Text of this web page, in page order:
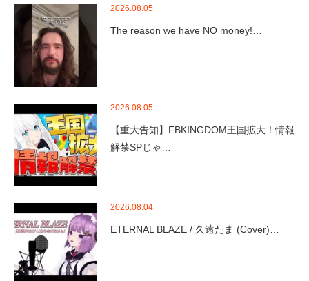
2026.08.05
The reason we have NO money!…
2026.08.05
【重大告知】FBKINGDOM王国拡大！情報
解禁SPじゃ…
2026.08.04
ETERNAL BLAZE / 久遠たま (Cover)…